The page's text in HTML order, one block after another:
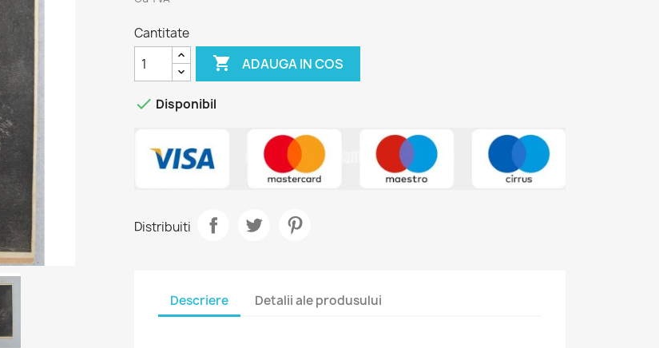
Cantitate
 ADAUGA IN COS
 Disponibil
Distribuiti
Descriere Detalii ale produsului